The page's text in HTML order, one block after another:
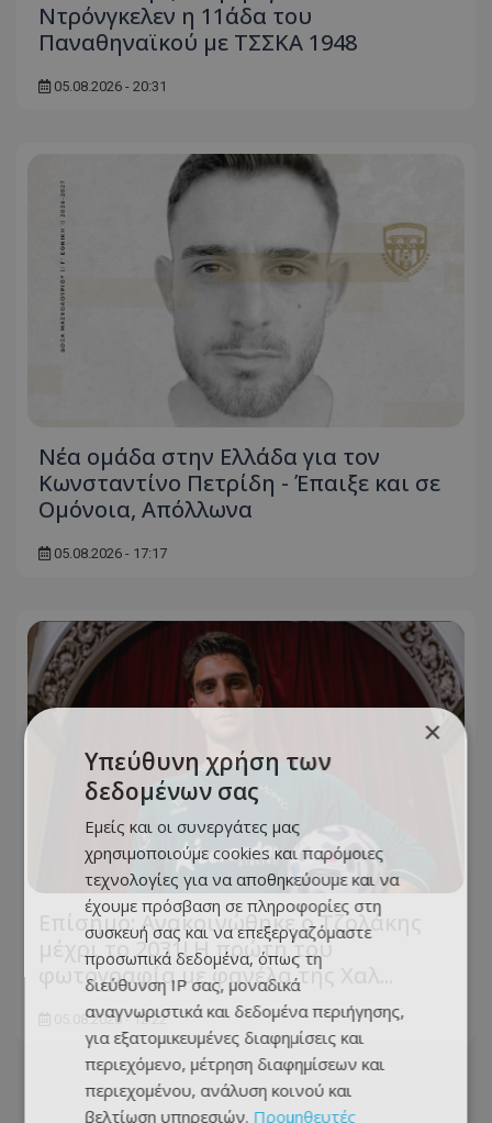
Ντρόνγκελεν η 11άδα του
Παναθηναϊκού με ΤΣΣΚΑ 1948
05.08.2026 - 20:31
Νέα ομάδα στην Ελλάδα για τον
Κωνσταντίνο Πετρίδη - Έπαιξε και σε
Ομόνοια, Απόλλωνα
05.08.2026 - 17:17
Επίσημο: Ανακοινώθηκε ο Τζολάκης
μέχρι το 2031! Η πρώτη του
φωτογραφία με φανέλα της Χαλ...
05.08.2026 - 12:22
×
Υπεύθυνη χρήση των
δεδομένων σας
Εμείς και οι συνεργάτες μας
χρησιμοποιούμε cookies και παρόμοιες
τεχνολογίες για να αποθηκεύουμε και να
έχουμε πρόσβαση σε πληροφορίες στη
συσκευή σας και να επεξεργαζόμαστε
προσωπικά δεδομένα, όπως τη
διεύθυνση IP σας, μοναδικά
αναγνωριστικά και δεδομένα περιήγησης,
για εξατομικευμένες διαφημίσεις και
περιεχόμενο, μέτρηση διαφημίσεων και
περιεχομένου, ανάλυση κοινού και
βελτίωση υπηρεσιών. Προμηθευτές